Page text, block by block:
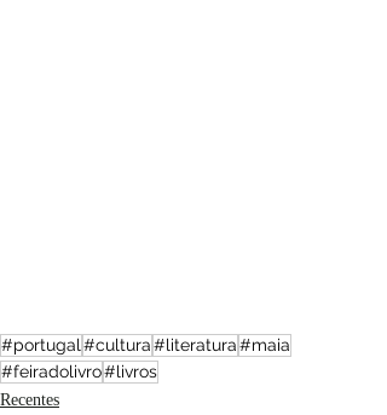
#portugal #cultura#literatura#maia
#feiradolivro#livros
Recentes